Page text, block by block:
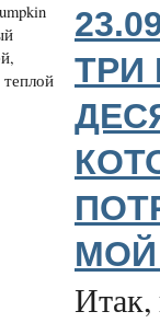
ТРИ